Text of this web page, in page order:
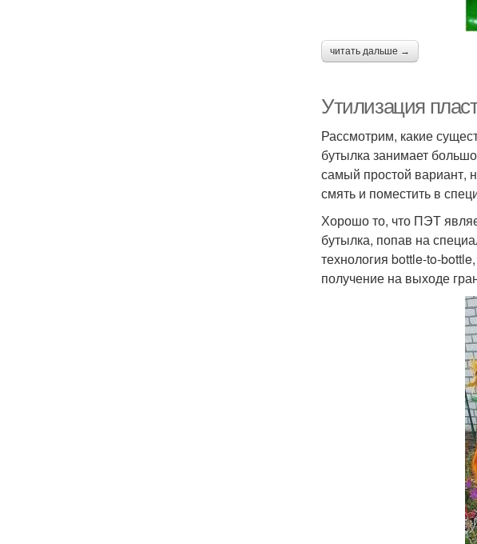
читать дальше →
Утилизация
Рассмотрим, какие
бутылка занимает
самый простой вариант,
смять и поместить в
Хорошо то, что ПЭТ
бутылка, попав на
технология bottle-to-
получение на выходе